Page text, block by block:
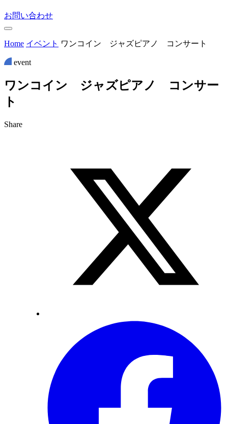
お問い合わせ
Home イベント ワンコイン ジャズピアノ コンサート
event
ワンコイ ン ジャズピア ノ コ ンサー
ト
Share